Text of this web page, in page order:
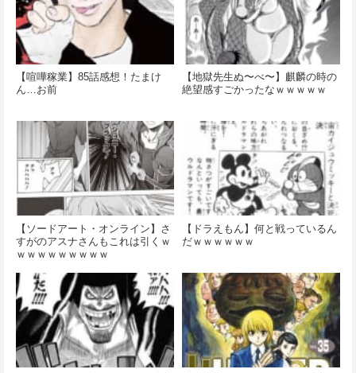
【喧嘩稼業】85話感想！たまけ
ん…お前
【地獄先生ぬ〜べ〜】麒麟の時の
絶望感すごかったなｗｗｗｗｗ
【ソードアート・オンライン】さ
すがのアスナさんもこれは引くｗ
ｗｗｗｗｗｗｗｗｗ
【ドラえもん】何と戦っているん
だｗｗｗｗｗｗ